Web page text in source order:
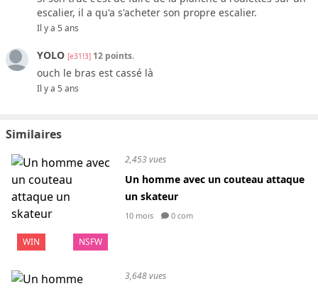
escalier, il a qu'a s'acheter son propre escalier.
Il y a 5 ans
YOLO [e31!3] 12 points.
ouch le bras est cassé là
Il y a 5 ans
Similaires
WIN NSFW
2,453 vues
Un homme avec un couteau attaque
un skateur
10 mois 0 com
3,648 vues